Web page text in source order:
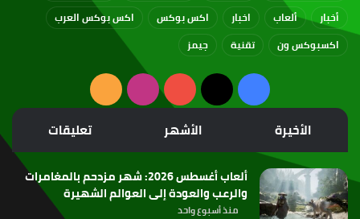
أخبار
ألعاب اخبار اكس بوكس
اكس بوكس العرب
اكسبوكس ون
تقنية جيمز
فيسبوك
‫X
‫YouTubeانستقرامملخص
الموقع
RSS
الأخيرة الأشهر تعليقات
ألعاب أغسطس 2026: شهر مزدحم بالمغامرات
والرعب والعودة إلى العوالم الشهيرة
منذ أسبوع واحد